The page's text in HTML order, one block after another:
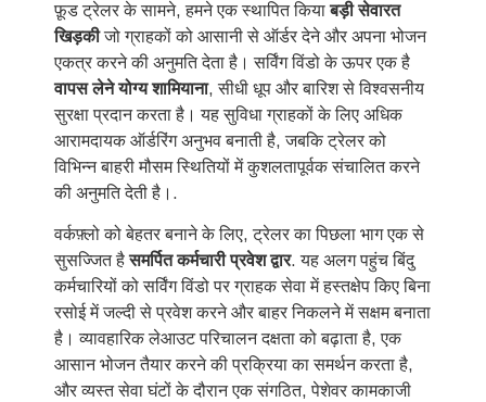
फ़ूड ट्रेलर के सामने, हमने एक स्थापित कियाबड़ी सेवारत
खिड़कीजो ग्राहकों को आसानी से ऑर्डर देने और अपना भोजन
एकत्र करने की अनुमति देता है। सर्विंग विंडो के ऊपर एक है
वापस लेने योग्य शामियाना, सीधी धूप और बारिश से विश्वसनीय
सुरक्षा प्रदान करता है। यह सुविधा ग्राहकों के लिए अधिक
आरामदायक ऑर्डरिंग अनुभव बनाती है, जबकि ट्रेलर को
विभिन्न बाहरी मौसम स्थितियों में कुशलतापूर्वक संचालित करने
की अनुमति देती है।.
वर्कफ़्लो को बेहतर बनाने के लिए, ट्रेलर का पिछला भाग एक से
सुसज्जित हैसमर्पित कर्मचारी प्रवेश द्वार. यह अलग पहुंच बिंदु
कर्मचारियों को सर्विंग विंडो पर ग्राहक सेवा में हस्तक्षेप किए बिना
रसोई में जल्दी से प्रवेश करने और बाहर निकलने में सक्षम बनाता
है। व्यावहारिक लेआउट परिचालन दक्षता को बढ़ाता है, एक
आसान भोजन तैयार करने की प्रक्रिया का समर्थन करता है,
और व्यस्त सेवा घंटों के दौरान एक संगठित, पेशेवर कामकाजी